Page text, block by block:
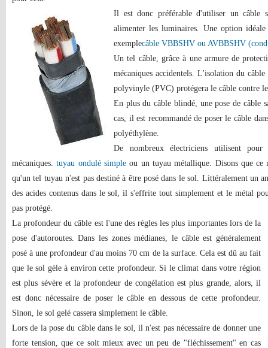
Il est donc préférable d'utiliser un câble
alimenter les luminaires. Une option
exemplecâble VBBSHV ou AVBBSHV
Un tel câble, grâce à une armure de
mécaniques accidentels. L'isolation du
polyvinyle (PVC) protégera le câble contre
En plus du câble blindé, une pose de câble
cas, il est recommandé de poser le câble
polyéthylène.
De nombreux électriciens utilisent pour
mécaniques.tuyau ondulé simpleou un tuyau métallique. Disons que
qu'un tel tuyau n'est pas destiné à être posé dans le sol. Littéralement un
des acides contenus dans le sol, il s'effrite tout simplement et le métal
pas protégé.
La profondeur du câble est l'une des règles les plus importantes lors de la
pose d'autoroutes. Dans les zones médianes, le câble est généralement
posé à une profondeur d'au moins 70 cm de la surface. Cela est dû au fait
que le sol gèle à environ cette profondeur. Si le climat dans votre région
est plus sévère et la profondeur de congélation est plus grande, alors, il
est donc nécessaire de poser le câble en dessous de cette profondeur.
Sinon, le sol gelé cassera simplement le câble.
Lors de la pose du câble dans le sol, il n'est pas nécessaire de donner une
forte tension, que ce soit mieux avec un peu de "fléchissement" en cas